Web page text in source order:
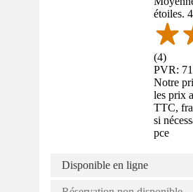
étoiles.
(4)
PVR:
Notre
les prix
TTC,
si
pce
Disponible en ligne